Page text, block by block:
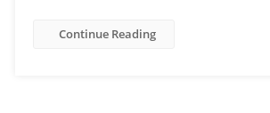
Continue Reading